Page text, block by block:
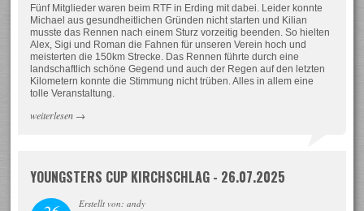
Fünf Mitglieder waren beim RTF in Erding mit dabei. Leider konnte
Michael aus gesundheitlichen Gründen nicht starten und Kilian
musste das Rennen nach einem Sturz vorzeitig beenden. So hielten
Alex, Sigi und Roman die Fahnen für unseren Verein hoch und
meisterten die 150km Strecke. Das Rennen führte durch eine
landschaftlich schöne Gegend und auch der Regen auf den letzten
Kilometern konnte die Stimmung nicht trüben. Alles in allem eine
tolle Veranstaltung.
weiterlesen →
YOUNGSTERS CUP KIRCHSCHLAG - 26.07.2025
Erstellt von: andy